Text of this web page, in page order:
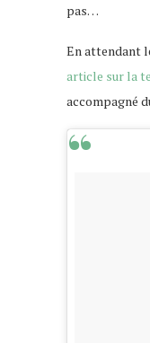
pas…
En attendant
article sur la
accompagné